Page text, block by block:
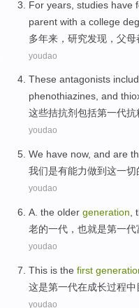
For years studies have
parent with a college
多年来， 研究发现 ， 父母
youdao
These antagonists
phenothiazines, and
这些拮抗剂包括第一代抗
youdao
We have now, and are
我们是有能力做到这一切
youdao
A. the older generation
老的一代 ，也就是第一代
youdao
This is the first
这是第一代在成长过程中
youdao